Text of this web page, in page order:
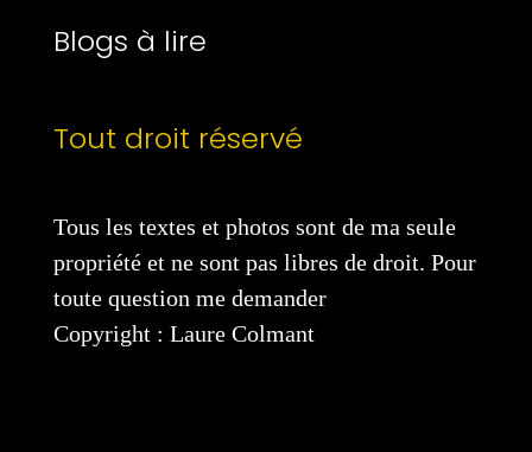
Blogs à lire
Tout droit réservé
Tous les textes et photos sont de ma seule
propriété et ne sont pas libres de droit. Pour
toute question me demander
Copyright : Laure Colmant